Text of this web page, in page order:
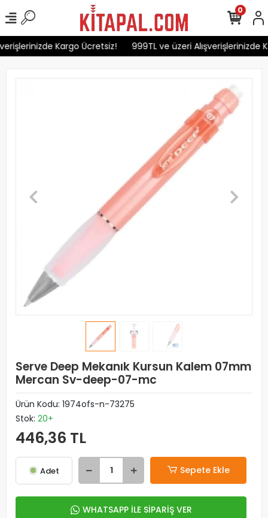
Kargo Ücretsiz! 999TL ve üzeri Alışverişlerinizde
0
Serve Deep Mekanık Kursun Kalem 07mm
Mercan Sv-deep-07-mc
Ürün Kodu: 1974ofs-n-73275
Stok: 20+
446,36 TL
Adet Sepete Ekle
WHATSAPP İLE SİPARİŞ VER